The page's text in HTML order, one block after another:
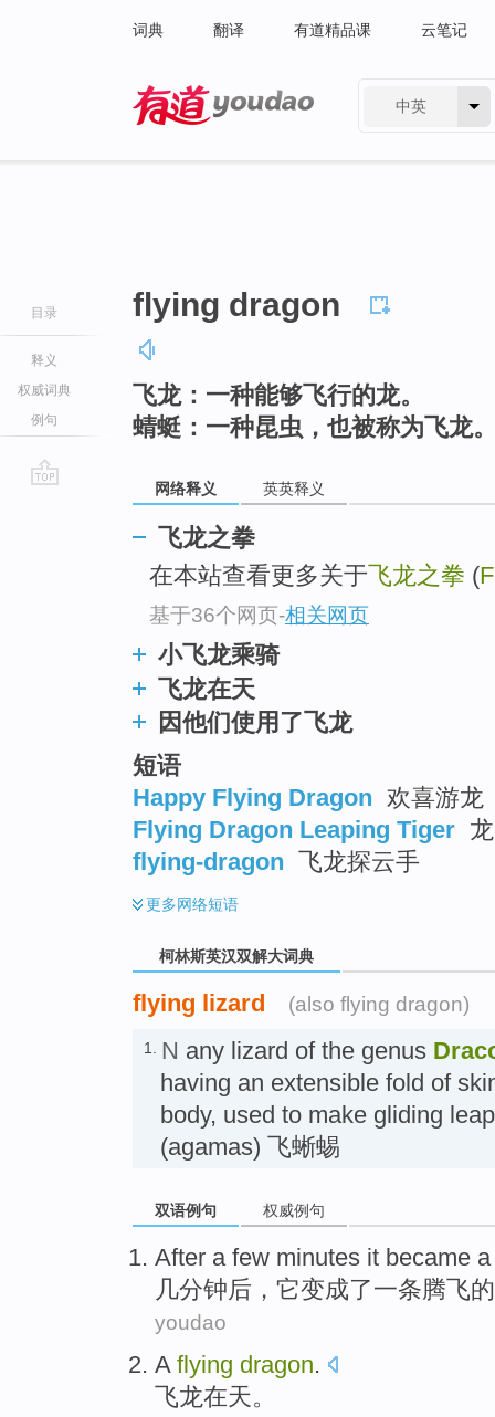
词典 翻译 有道精品课 云笔记
中英
目录
释义
权威词典
例句
flying dragon
飞龙：一种能够飞行的龙。
蜻蜓：一种昆虫，也被称为飞龙
网络释义 英英释义
飞龙之拳
在本站查看更多关于飞龙之拳 (
基于36个网页-相关网页
小飞龙乘骑
飞龙在天
因他们使用了飞龙
短语
Happy Flying Dragon 欢喜游龙
Flying Dragon Leaping Tiger
flying-dragon 飞龙探云手
更多网络短语
柯林斯英汉双解大词典
flying lizard (also flying dragon)
1. N any lizard of the genus
having an extensible fold of
body, used to make gliding
(agamas) 飞蜥蜴
双语例句 权威例句
After a few minutes it became
几分钟后，它变成了一条腾飞
youdao
A flying dragon.
飞龙在天。